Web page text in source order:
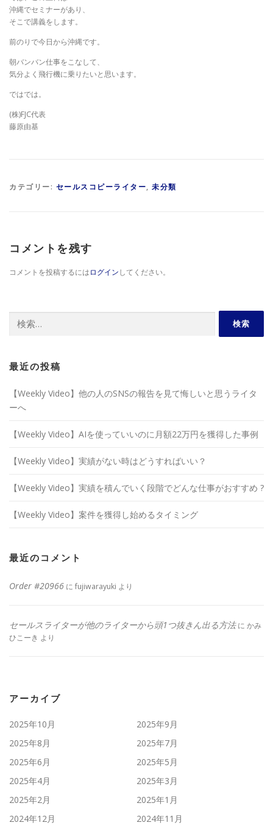
沖縄でセミナーがあり、
そこで講義をします。
前のりで今日から沖縄です。
​朝バンバン仕事をこなして、
気分よく飛行機に乗りたいと思います。
ではでは。
(株)FJC代表
藤原由基
カテゴリー: セールスコピーライター, 未分類
コメントを残す
コメントを投稿するにはログインしてください。
索:
最近の投稿
【Weekly Video】他の人のSNSの報告を見て悔しいと思うライタ
ーへ
【Weekly Video】AIを使っていいのに月額22万円を獲得した事例
【Weekly Video】実績がない時はどうすればいい？
【Weekly Video】実績を積んでいく段階でどんな仕事がおすすめ ?
【Weekly Video】案件を獲得し始めるタイミング
最近のコメント
Order #20966 に fujiwarayuki より
セールスライターが他のライターから頭1つ抜きん出る方法に かみ
ひこーき より
アーカイブ
2025年10月
2025年9月
2025年8月
2025年7月
2025年6月
2025年5月
2025年4月
2025年3月
2025年2月
2025年1月
2024年12月
2024年11月